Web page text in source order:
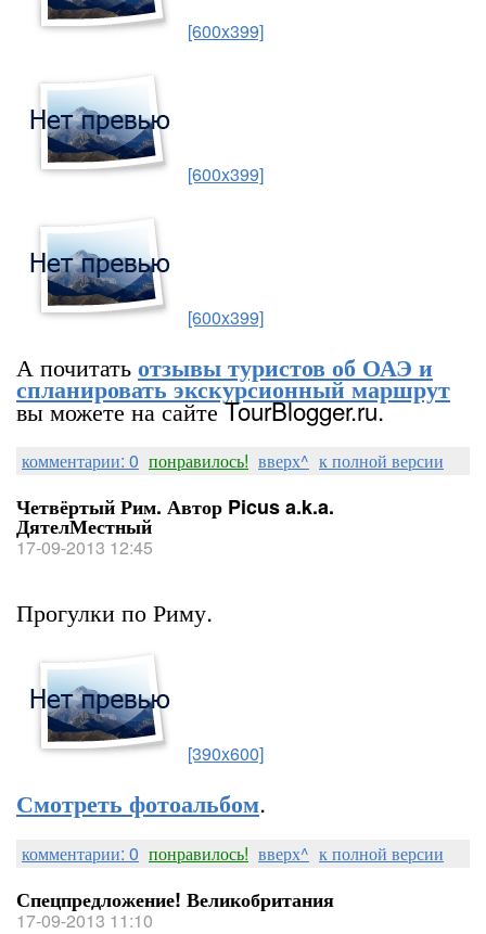
[600x399]
[600x399]
[600x399]
А почитатьотзывы туристов об ОАЭ и
спланировать экскурсионный маршрут
вы можете на сайте TourBlogger.ru.
комментарии: 0 понравилось! вверх^ к полной версии
Четвёртый Рим. Автор Picus a.k.a.
ДятелМестный
17-09-2013 12:45
Прогулки по Риму.
[390x600]
Смотреть фотоальбом.
комментарии: 0 понравилось! вверх^ к полной версии
Спецпредложение! Великобритания
17-09-2013 11:10